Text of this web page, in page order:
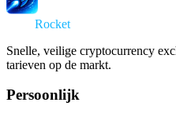
Rocket
Snelle, veilige cryptocurrency
tarieven op de markt.
Persoonlijk